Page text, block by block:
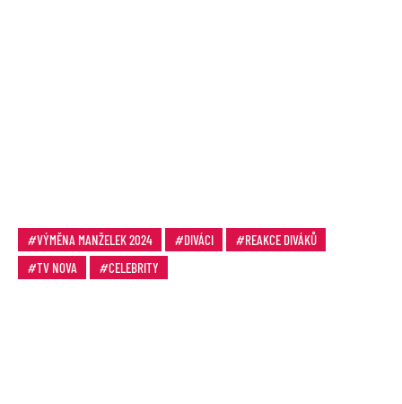
VÝMĚNA MANŽELEK 2024 DIVÁCI
REAKCE DIVÁKŮ
TV NOVA
CELEBRITY